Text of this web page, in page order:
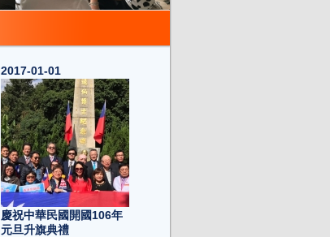
2017-01-01
慶祝中華民國開國106年
元旦升旗典禮